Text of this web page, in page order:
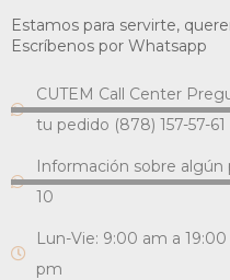
Estamos para servirte,
Escríbenos por Whatsapp
CUTEM Call Center
tu pedido (878) 157-57-
Información sobre algún
10
Lun-Vie: 9:00 am a
pm